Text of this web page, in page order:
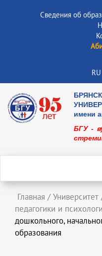
Сведения об
RU
имени
БГУ -
Главная / Университет
педагогики и
дошкольного,
образования